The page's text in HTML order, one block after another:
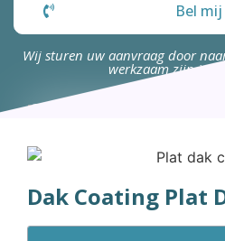
Bel
Wij sturen uw aanvraag door
werkzaam zijn in
Dak Coating Plat